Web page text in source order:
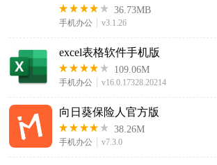
36.73MB
手机办公 v3.1.26
excel表格软件手机版
109.06M
手机办公 v16.0.17328.20214
向日葵保险人官方版
38.26M
手机办公 v7.3.0